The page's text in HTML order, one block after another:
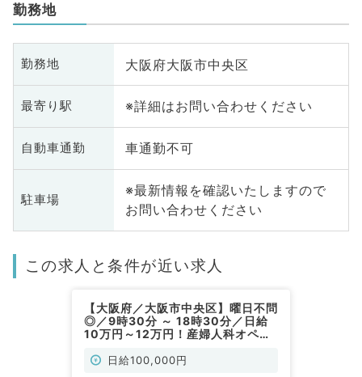
勤務地
勤務地 大阪府大阪市中央区
最寄り駅 ※詳細はお問い合わせください
自動車通勤 車通勤不可
駐車場
※最新情報を確認いたしますので
お問い合わせください
この求人と条件が近い求人
【大阪府／大阪市中央区】曜日不問
◎／9時30分 ～ 18時30分／日給
10万円～12万円！産婦人科オペ＋
群です（産婦人科／非常勤）
日給100,000円